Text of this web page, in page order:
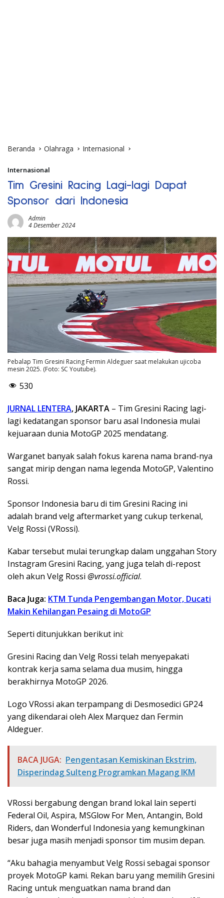
Beranda Olahraga Internasional
Internasional
Tim Gresini Racing Lagi-lagi Dapat
Sponsor dari Indonesia
Admin
4 Desember 2024
Pebalap Tim Gresini Racing Fermin Aldeguer saat melakukan ujicoba
mesin 2025. (Foto: SC Youtube).
530
JURNAL LENTERA, JAKARTA – Tim Gresini Racing lagi-
lagi kedatangan sponsor baru asal Indonesia mulai
kejuaraan dunia MotoGP 2025 mendatang.
Warganet banyak salah fokus karena nama brand-nya
sangat mirip dengan nama legenda MotoGP, Valentino
Rossi.
Sponsor Indonesia baru di tim Gresini Racing ini
adalah brand velg aftermarket yang cukup terkenal,
Velg Rossi (VRossi).
Kabar tersebut mulai terungkap dalam unggahan Story
Instagram Gresini Racing, yang juga telah di-repost
oleh akun Velg Rossi @vrossi.official.
Baca Juga: KTM Tunda Pengembangan Motor, Ducati
Makin Kehilangan Pesaing di MotoGP
Seperti ditunjukkan berikut ini:
Gresini Racing dan Velg Rossi telah menyepakati
kontrak kerja sama selama dua musim, hingga
berakhirnya MotoGP 2026.
Logo VRossi akan terpampang di Desmosedici GP24
yang dikendarai oleh Alex Marquez dan Fermin
Aldeguer.
BACA JUGA: Pengentasan Kemiskinan Ekstrim,
Disperindag Sulteng Programkan Magang IKM
VRossi bergabung dengan brand lokal lain seperti
Federal Oil, Aspira, MSGlow For Men, Antangin, Bold
Riders, dan Wonderful Indonesia yang kemungkinan
besar juga masih menjadi sponsor tim musim depan.
“Aku bahagia menyambut Velg Rossi sebagai sponsor
proyek MotoGP kami. Rekan baru yang memilih Gresini
Racing untuk menguatkan nama brand dan